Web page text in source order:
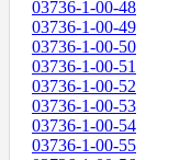
03736-1-00-48
03736-1-00-49
03736-1-00-50
03736-1-00-51
03736-1-00-52
03736-1-00-53
03736-1-00-54
03736-1-00-55